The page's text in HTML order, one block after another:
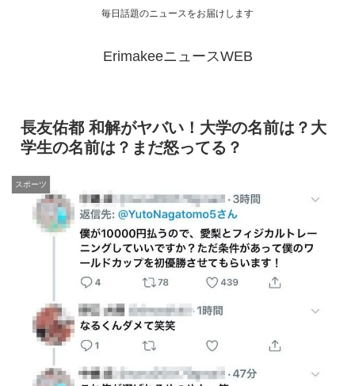
毎日話題のニュースをお届けします
ErimakeeニュースWEB
長友佑都 和解がヤバい！大学の名前は？大
学生の名前は？まだ怒ってる？
スポーツ